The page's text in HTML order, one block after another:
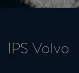
IPS Volvo